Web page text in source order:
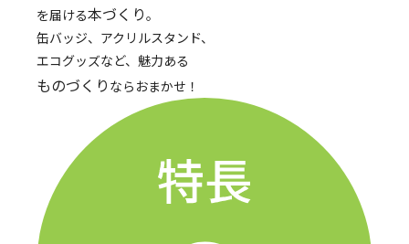
を届ける本づくり。
缶バッジ、アクリルスタンド、
エコグッズなど、魅力ある
ものづくり ならおまかせ！